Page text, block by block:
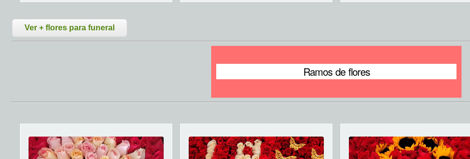
Ver + flores para funeral
Ramos de flores